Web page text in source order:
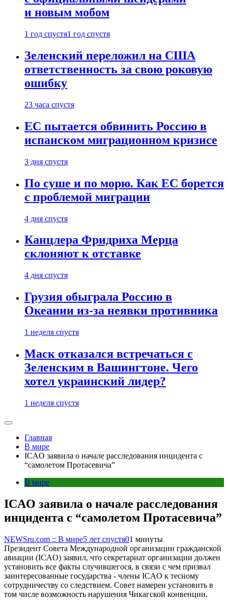
и новым мобом
1 год спустя1 год спустя
Зеленский переложил на США
ответственность за свою роковую
ошибку
23 часа спустя
ЕС пытается обвинить Россию в
испанском миграционном кризисе
3 дня спустя
По суше и по морю. Как ЕС борется
с проблемой миграции
4 дня спустя
Канцлера Фридриха Мерца
склоняют к отставке
4 дня спустя
Грузия обыграла Россию в
Океании из-за неявки противника
1 неделя спустя
Маск отказался встречаться с
Зеленским в Вашингтоне. Чего
хотел украинский лидер?
1 неделя спустя
Главная
В мире
ICAO заявила о начале расследования инцидента с
“самолетом Протасевича”
В мире
ICAO заявила о начале расследования
инцидента с “самолетом Протасевича”
NEWSru.com :: В мире5 лет спустя01 минуты
Президент Совета Международной организации гражданской
авиации (ICAO) заявил, что секретариат организации должен
установить все факты случившегося, в связи с чем призвал
заинтересованные государства - члены ICAO к тесному
сотрудничеству со следствием. Совет намерен установить в
том числе возможность нарушения Чикагской конвенции.